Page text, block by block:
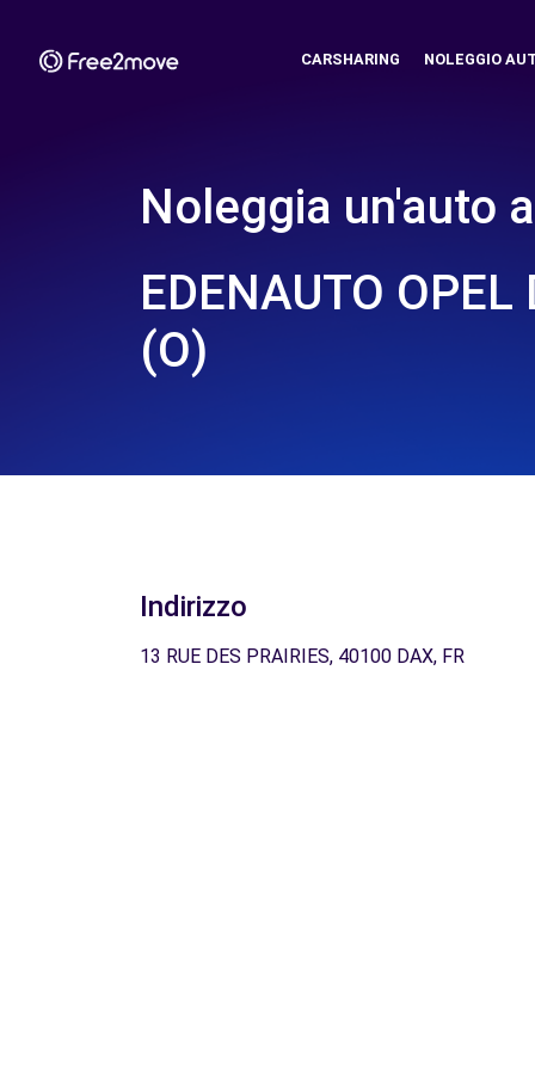
CARSHARING NOLEGGIO
Noleggia un'auto a
EDENAUTO OPEL
(O)
Indirizzo
13 RUE DES PRAIRIES, 40100 DAX, FR